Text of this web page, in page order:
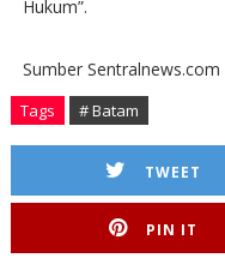
Hukum”.
Sumber Sentralnews.com
Tags # Batam
TWEET
PIN IT